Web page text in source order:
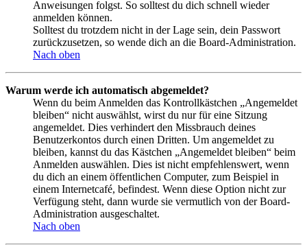
Anweisungen folgst. So solltest du dich schnell wieder
anmelden können.
Solltest du trotzdem nicht in der Lage sein, dein Passwort
zurückzusetzen, so wende dich an die Board-Administration.
Nach oben
Warum werde ich automatisch abgemeldet?
Wenn du beim Anmelden das Kontrollkästchen „Angemeldet
bleiben“ nicht auswählst, wirst du nur für eine Sitzung
angemeldet. Dies verhindert den Missbrauch deines
Benutzerkontos durch einen Dritten. Um angemeldet zu
bleiben, kannst du das Kästchen „Angemeldet bleiben“ beim
Anmelden auswählen. Dies ist nicht empfehlenswert, wenn
du dich an einem öffentlichen Computer, zum Beispiel in
einem Internetcafé, befindest. Wenn diese Option nicht zur
Verfügung steht, dann wurde sie vermutlich von der Board-
Administration ausgeschaltet.
Nach oben